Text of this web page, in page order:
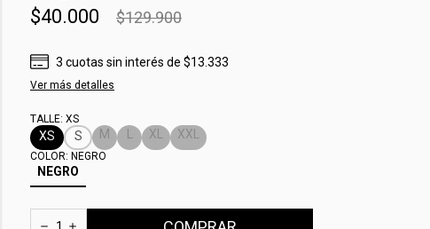
$40.000
$129.900
3 cuotas sin interés de $13.333
Ver más detalles
TALLE: XS
XS S M XL XXL
COLOR: NEGRO
NEGRO